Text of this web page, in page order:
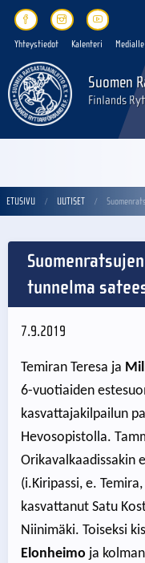
Yhteystiedot Kalenteri Medialle
Suomen
Finlands
ETUSIVU UUTISET
tunnelma
7.9.2019
Temiran Teresa ja
6-vuotiaiden
kasvattajakilpailun
Hevosopistolla.
Orikavalkaadissakin
(i.Kiripassi, e.
kasvattanut Satu
Niinimäki. Toiseksi
Elonheimo ja